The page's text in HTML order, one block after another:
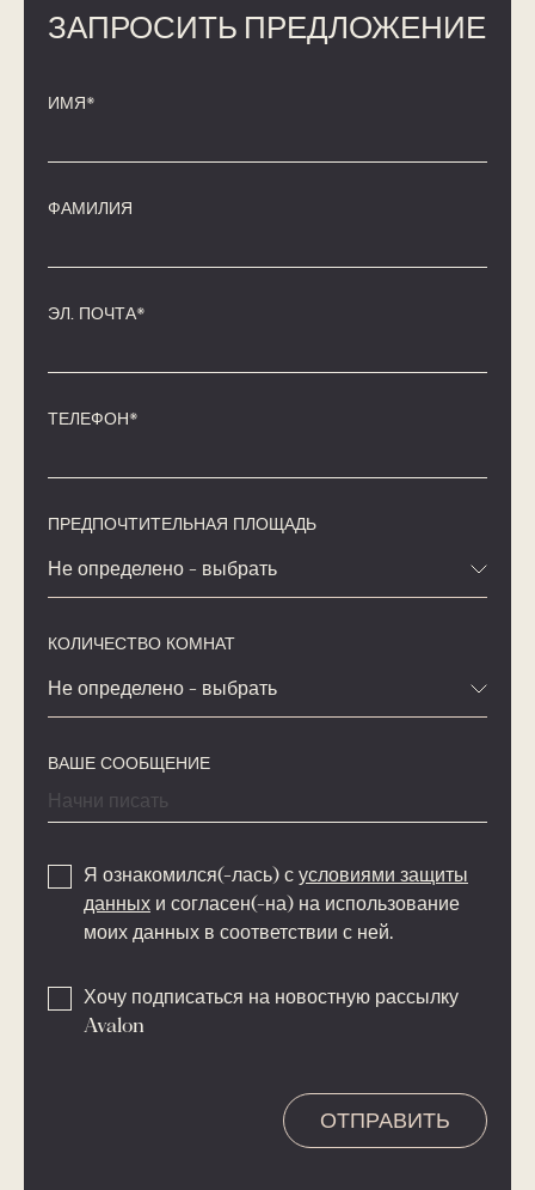
ЗАПРОСИТЬ ПРЕДЛОЖЕНИЕ
ИМЯ*
ФАМИЛИЯ
ЭЛ. ПОЧТА*
ТЕЛЕФОН*
ПРЕДПОЧТИТЕЛЬНАЯ ПЛОЩАДЬ
Не определено - выбрать
КОЛИЧЕСТВО КОМНАТ
Не определено - выбрать
ВАШЕ СООБЩЕНИЕ
Я ознакомился(-лась) с условиями защиты
данных и согласен(-на) на использование
моих данных в соответствии с ней.
Хочу подписаться на новостную рассылку
Avalon